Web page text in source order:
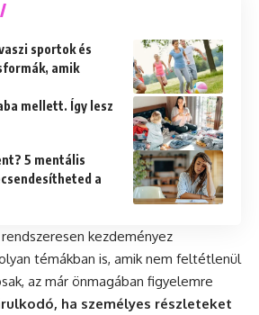
sportok és
amik
mellett. Így lesz
5 mentális
a
kezdeményez
témákban is, amik nem feltétlenül
az már önmagában figyelemre
ha személyes részleteket